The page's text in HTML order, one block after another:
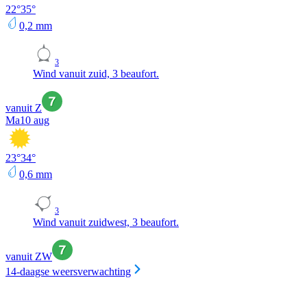
22°35°
0,2 mm
3
Wind vanuit zuid, 3 beaufort.
vanuit Z
Ma10 aug
23°34°
0,6 mm
3
Wind vanuit zuidwest, 3 beaufort.
vanuit ZW
14-daagse weersverwachting